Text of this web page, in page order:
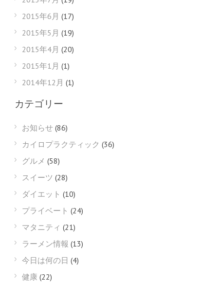
2015年6月 (17)
2015年5月 (19)
2015年4月 (20)
2015年1月 (1)
2014年12月 (1)
カテゴリー
お知らせ (86)
カイロプラクティック (36)
グルメ (58)
スイーツ (28)
ダイエット (10)
プライベート (24)
マタニティ (21)
ラーメン情報 (13)
今日は何の日 (4)
健康 (22)